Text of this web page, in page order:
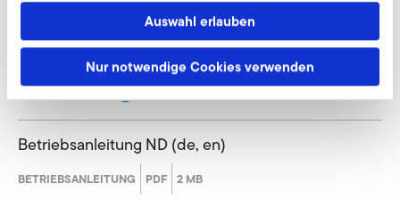
Auswahl erlauben
Nur notwendige Cookies verwenden
Betriebsanleitung ND (da)
BETRIEBSANLEITUNG PDF 1 MB
HERUNTERLADEN
Betriebsanleitung ND (de, en)
BETRIEBSANLEITUNG PDF 2 MB